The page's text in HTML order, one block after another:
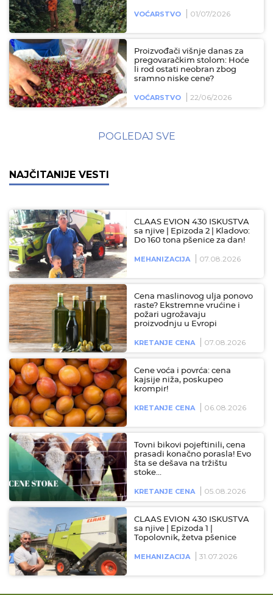
VOĆARSTVO 01/07/2026
Proizvođači višnje danas za
pregovaračkim stolom: Hoće
li rod ostati neobran zbog
sramno niske cene?
VOĆARSTVO 22/06/2026
POGLEDAJ SVE
NAJČITANIJE VESTI
CLAAS EVION 430 ISKUSTVA
sa njive | Epizoda 2 | Kladovo:
Do 160 tona pšenice za dan!
MEHANIZACIJA 07.08.2026
Cena maslinovog ulja ponovo
raste? Ekstremne vrućine i
požari ugrožavaju
proizvodnju u Evropi
KRETANJE CENA 07.08.2026
Cene voća i povrća: cena
kajsije niža, poskupeo
krompir!
KRETANJE CENA 06.08.2026
Tovni bikovi pojeftinili, cena
prasadi konačno porasla! Evo
šta se dešava na tržištu
stoke…
KRETANJE CENA 05.08.2026
CLAAS EVION 430 ISKUSTVA
sa njive | Epizoda 1 |
Topolovnik, žetva pšenice
MEHANIZACIJA 31.07.2026